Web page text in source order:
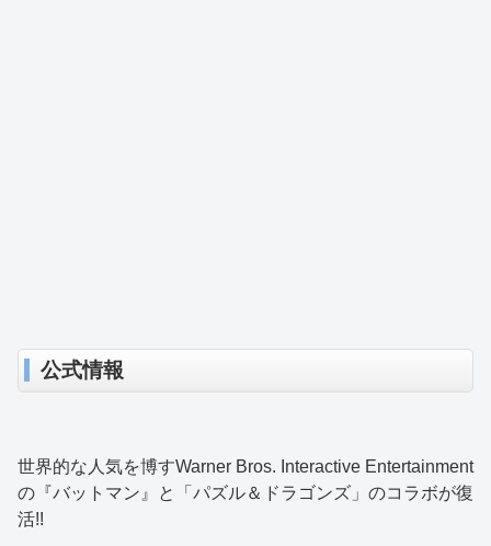
公式情報
世界的な人気を博すWarner Bros. Interactive Entertainment
の『バットマン』と「パズル＆ドラゴンズ」のコラボが復
活!!